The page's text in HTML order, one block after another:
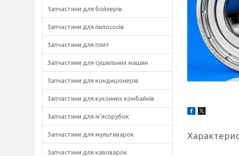
Запчастини для бойлерів
Запчастини для пилососів
Запчастини для плит
Запчастини для сушильних машин
Запчастини для кондиціонерів
Запчастини для кухонних комбайнів
Запчастини для м'ясорубок
Запчастини для мультиварок
Запчастини для кавоварок